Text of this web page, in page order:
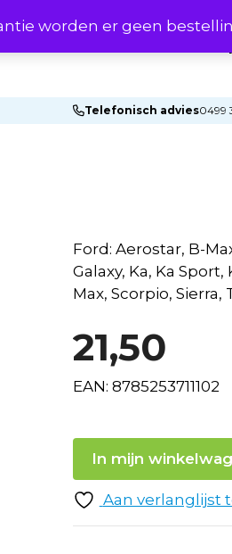
worden er geen
Telefonisch advies0499
Ford: Aerostar, B-
Galaxy, Ka, Ka
Max, Scorpio,
21,50
EAN: 8785253711102
In mijn
Aan verlanglijst